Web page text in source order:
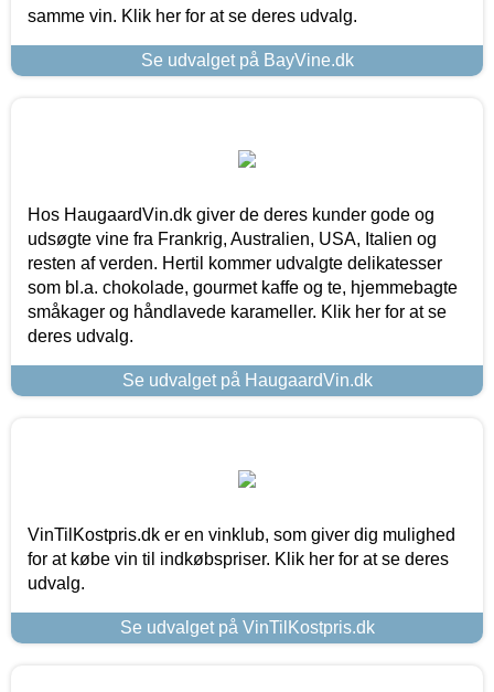
samme vin. Klik her for at se deres udvalg.
Se udvalget på BayVine.dk
Hos HaugaardVin.dk giver de deres kunder gode og
udsøgte vine fra Frankrig, Australien, USA, Italien og
resten af verden. Hertil kommer udvalgte delikatesser
som bl.a. chokolade, gourmet kaffe og te, hjemmebagte
småkager og håndlavede karameller. Klik her for at se
deres udvalg.
Se udvalget på HaugaardVin.dk
VinTilKostpris.dk er en vinklub, som giver dig mulighed
for at købe vin til indkøbspriser. Klik her for at se deres
udvalg.
Se udvalget på VinTilKostpris.dk